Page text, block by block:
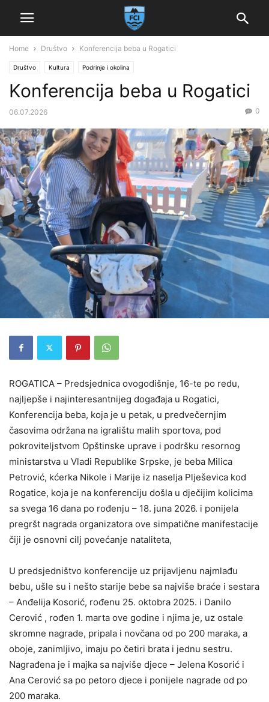
Home Društvo Konferencija beba u Rogatici
Društvo Kultura Podrinje i okolina
Konferencija beba u Rogatici
06.07.2026 0
ROGATICA – Predsjednica ovogodišnje, 16-te po redu,
najljepše i najinteresantnijeg događaja u Rogatici,
Konferencija beba, koja je u petak, u predvečernjim
časovima održana na igralištu malih sportova, pod
pokroviteljstvom Opštinske uprave i podršku resornog
ministarstva u Vladi Republike Srpske, je beba Milica
Petrović, kćerka Nikole i Marije iz naselja Plješevica kod
Rogatice, koja je na konferenciju došla u dječijim kolicima
sa svega 16 dana po rođenju – 18. juna 2026. i ponijela
pregršt nagrada organizatora ove simpatične manifestacije
čiji je osnovni cilj povećanje nataliteta,
U predsjedništvo konferencije uz prijavljenu najmlađu
bebu, ušle su i nešto starije bebe sa najviše braće i sestara
– Anđelija Kosorić, rođenu 25. oktobra 2025. i Danilo
Cerović , rođen 1. marta ove godine i njima je, uz ostale
skromne nagrade, pripala i novčana od po 200 maraka, a
oboje, zanimljivo, imaju po četiri brata i jednu sestru.
Nagrađena je i majka sa najviše djece – Jelena Kosorić i
Ana Cerović sa po petoro djece i ponijele nagrade od po
200 maraka.